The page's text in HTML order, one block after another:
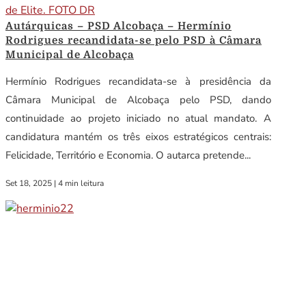
Autárquicas – PSD Alcobaça – Hermínio
Rodrigues recandidata-se pelo PSD à Câmara
Municipal de Alcobaça
Hermínio Rodrigues recandidata-se à presidência da
Câmara Municipal de Alcobaça pelo PSD, dando
continuidade ao projeto iniciado no atual mandato. A
candidatura mantém os três eixos estratégicos centrais:
Felicidade, Território e Economia. O autarca pretende...
Set 18, 2025 | 4 min leitura